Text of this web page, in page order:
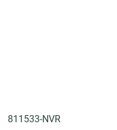
811533-NVR